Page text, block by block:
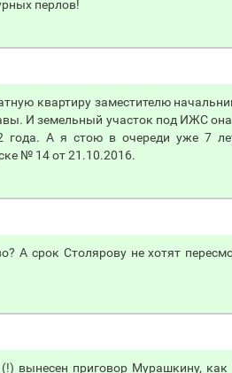
перлов!
квартиру заместителю
И земельный участок под ИЖС
А я стою в очереди уже 7
№ 14 от 21.10.2016.
А срок Столярову не хотят
приговор Мурашкину, как